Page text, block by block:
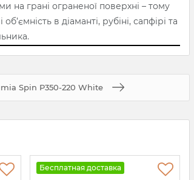
на грані ограненої поверхні – тому
в діаманті, рубіні, сапфірі та
Spin P350-220 White
Бесплатная доставка